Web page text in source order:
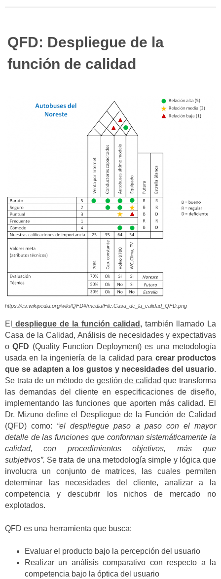
QFD: Despliegue de la
función de calidad
https://es.wikipedia.org/wiki/QFD#/media/File:Casa_de_la_calidad_QFD.png
El despliegue de la función calidad , también llamado La
Casa de la Calidad, Análisis de necesidades y expectativas
oQFD (Quality Function Deployment) es una metodología
usada en la ingeniería de la calidad para crear productos
que se adapten a los gustos y necesidades del usuario.
Se trata de un método de gestión de calidad que transforma
las demandas del cliente en especificaciones de diseño,
implementando las funciones que aporten más calidad. El
Dr. Mizuno define el Despliegue de la Función de Calidad
(QFD) como: “el despliegue paso a paso con el mayor
detalle de las funciones que conforman sistemáticamente la
calidad, con procedimientos objetivos, más que
subjetivos”. Se trata de una metodología simple y lógica que
involucra un conjunto de matrices, las cuales permiten
determinar las necesidades del cliente, analizar a la
competencia y descubrir los nichos de mercado no
explotados.
QFD es una herramienta que busca:
Evaluar el producto bajo la percepción del usuario
Realizar un análisis comparativo con respecto a la
competencia bajo la óptica del usuario